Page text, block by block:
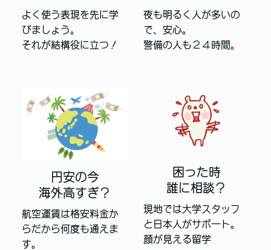
よく使う表現を先に学
びましょう。
それが結構役に立つ！
夜も明るく人が多いの
で、安心。
警備の人も２４時間。
円安の今
海外高すぎ？
航空運賃は格安料金か
らだから何度も通えま
す。
困った時
誰に相談？
現地では大学スタッフ
と日本人がサポート。
顔が見える留学